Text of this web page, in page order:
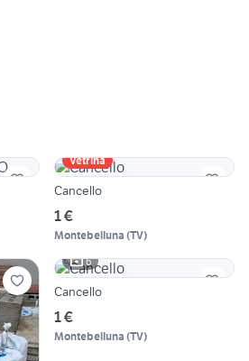
Vetrina
Cancello
1 €
Montebelluna (TV)
6
Cancello
1 €
Montebelluna (TV)